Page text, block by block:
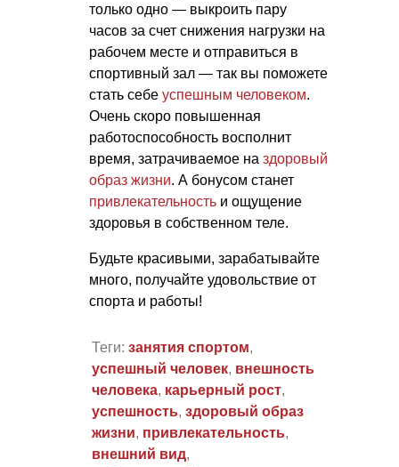
только одно — выкроить пару
часов за счет снижения нагрузки на
рабочем месте и отправиться в
спортивный зал — так вы поможете
стать себе успешным человеком.
Очень скоро повышенная
работоспособность восполнит
время, затрачиваемое на здоровый
образ жизни. А бонусом станет
привлекательность и ощущение
здоровья в собственном теле.
Будьте красивыми, зарабатывайте
много, получайте удовольствие от
спорта и работы!
Теги: занятия спортом,
успешный человек, внешность
человека, карьерный рост,
успешность, здоровый образ
жизни, привлекательность,
внешний вид,